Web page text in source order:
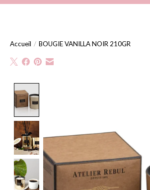
Accueil / BOUGIE VANILLA NOIR 210GR